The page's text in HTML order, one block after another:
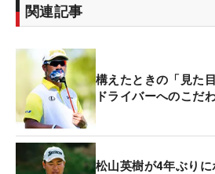
関連記事
構えたときの「見た
ドライバーへのこだ
松山英樹が4年ぶり